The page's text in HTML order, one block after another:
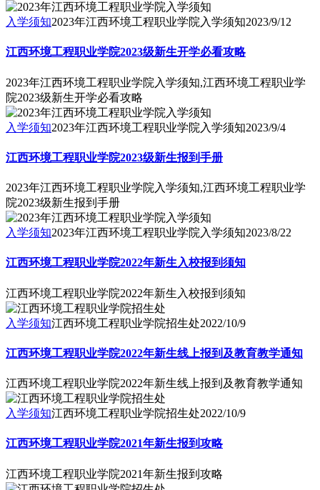
入学须知2023年江西环境工程职业学院入学须知2023/9/12
江西环境工程职业学院2023级新生开学必看攻略
2023年江西环境工程职业学院入学须知,江西环境工程职业学
院2023级新生开学必看攻略
入学须知2023年江西环境工程职业学院入学须知2023/9/4
江西环境工程职业学院2023级新生报到手册
2023年江西环境工程职业学院入学须知,江西环境工程职业学
院2023级新生报到手册
入学须知2023年江西环境工程职业学院入学须知2023/8/22
江西环境工程职业学院2022年新生入校报到须知
江西环境工程职业学院2022年新生入校报到须知
入学须知江西环境工程职业学院招生处2022/10/9
江西环境工程职业学院2022年新生线上报到及教育教学通知
江西环境工程职业学院2022年新生线上报到及教育教学通知
入学须知江西环境工程职业学院招生处2022/10/9
江西环境工程职业学院2021年新生报到攻略
江西环境工程职业学院2021年新生报到攻略